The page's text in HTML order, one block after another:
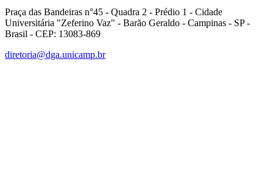
Praça das Bandeiras n°45 - Quadra 2 - Prédio 1 - Cidade
Universitária "Zeferino Vaz" - Barão Geraldo - Campinas - SP -
Brasil - CEP: 13083-869
diretoria@dga.unicamp.br